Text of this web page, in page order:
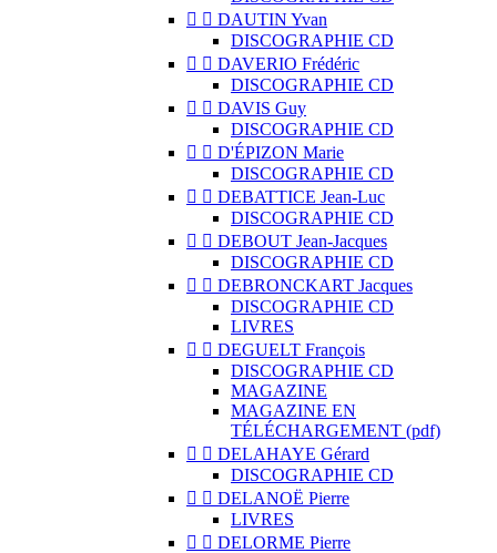
  DAUTIN Yvan
DISCOGRAPHIE CD
  DAVERIO Frédéric
DISCOGRAPHIE CD
  DAVIS Guy
DISCOGRAPHIE CD
  D'ÉPIZON Marie
DISCOGRAPHIE CD
  DEBATTICE Jean-Luc
DISCOGRAPHIE CD
  DEBOUT Jean-Jacques
DISCOGRAPHIE CD
  DEBRONCKART Jacques
DISCOGRAPHIE CD
LIVRES
  DEGUELT François
DISCOGRAPHIE CD
MAGAZINE
MAGAZINE EN
TÉLÉCHARGEMENT (pdf)
  DELAHAYE Gérard
DISCOGRAPHIE CD
  DELANOË Pierre
LIVRES
  DELORME Pierre